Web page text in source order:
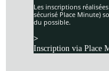
Les inscriptions
sécurisé Place Minute)
du possible.
>
Inscription via Place